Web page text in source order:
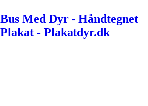
Bus Med Dyr - Håndtegnet
Plakat - Plakatdyr.dk